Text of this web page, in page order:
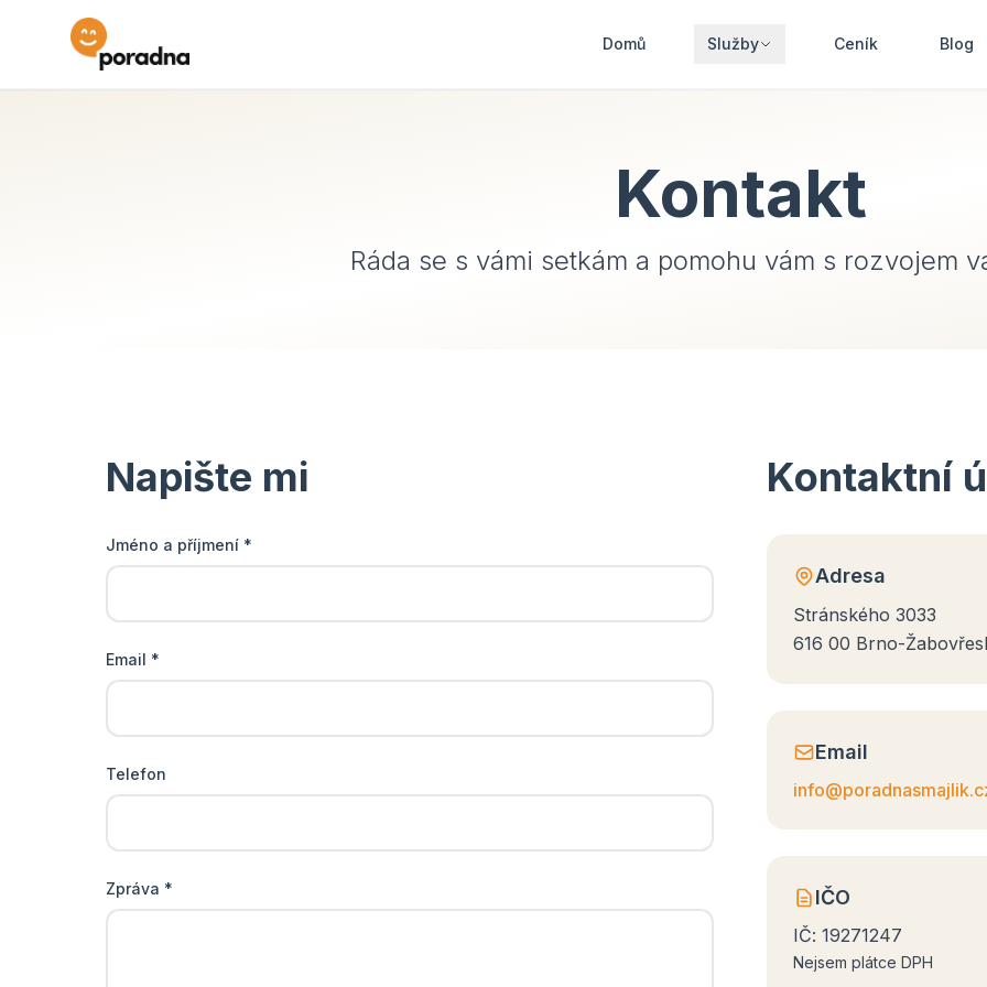
Domů Služby Ceník Blog
Kontakt
Ráda se s vámi setkám a pomohu vám s rozvojem
Napište mi
Jméno a příjmení *
Email *
Telefon
Zpráva *
Kontaktní
Adresa
Stránského 3033
616 00 Brno-
Email
IČO
IČ: 19271247
Nejsem plátce DPH